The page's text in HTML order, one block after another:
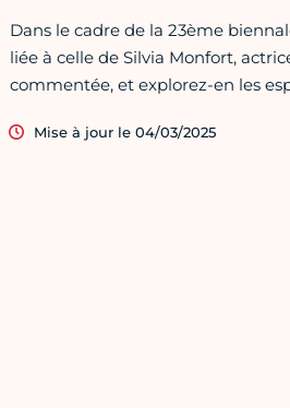
Dans le cadre de la 23ème
liée à celle de Silvia Monfort,
commentée, et explorez-en les
Mise à jour le 04/03/2025